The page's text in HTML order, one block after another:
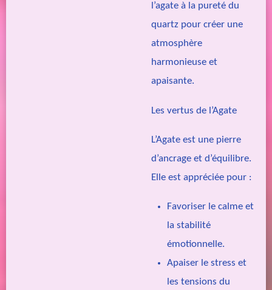
l’agate à la pureté du
quartz pour créer une
atmosphère
harmonieuse et
apaisante.
Les vertus de l’Agate
L’Agate est une pierre
d’ancrage et d’équilibre.
Elle est appréciée pour :
Favoriser le calme et
la stabilité
émotionnelle.
Apaiser le stress et
les tensions du